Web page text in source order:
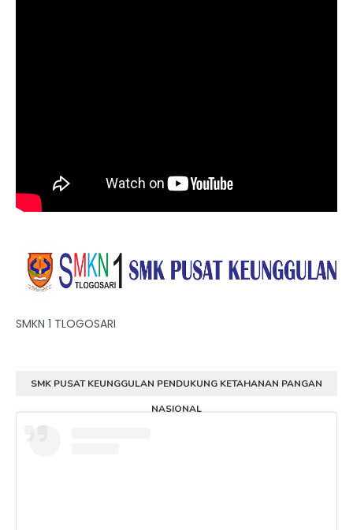
SMKN 1 TLOGOSARI
SMK PUSAT KEUNGGULAN PENDUKUNG KETAHANAN PANGAN
NASIONAL